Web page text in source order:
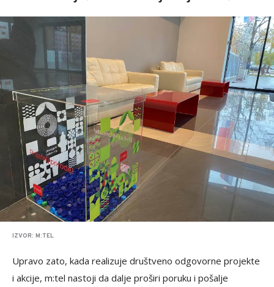
IZVOR: M:TEL
Upravo zato, kada realizuje društveno odgovorne projekte
i akcije, m:tel nastoji da dalje proširi poruku i pošalje